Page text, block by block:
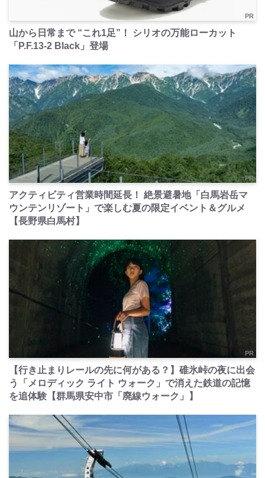
PR
山から日常まで “これ1足”！ シリオの万能ローカット
「P.F.13-2 Black」登場
PR
アクティビティ営業時間延長！ 絶景避暑地「白馬岩岳マ
ウンテンリゾート」で楽しむ夏の限定イベント＆グルメ
【長野県白馬村】
PR
【行き止まりレールの先に何がある？】碓氷峠の夜に出会
う「メロディック ライト ウォーク」で消えた鉄道の記憶
を追体験【群馬県安中市「廃線ウォーク」】